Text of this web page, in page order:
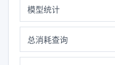
模型统计
总消耗查询